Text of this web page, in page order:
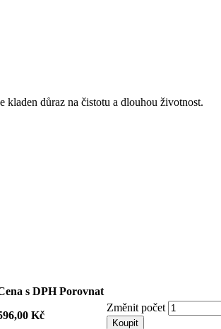
kladen důraz na čistotu a dlouhou životnost.
s DPH Porovnat
Kč
Změnit počet
Koupit